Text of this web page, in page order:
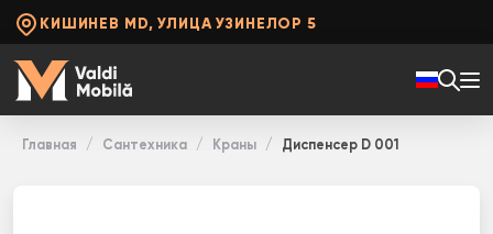
КИШИНЕВ MD, УЛИЦА УЗИНЕЛОР 5
Главная Сантехника Краны Диспенсер D 001